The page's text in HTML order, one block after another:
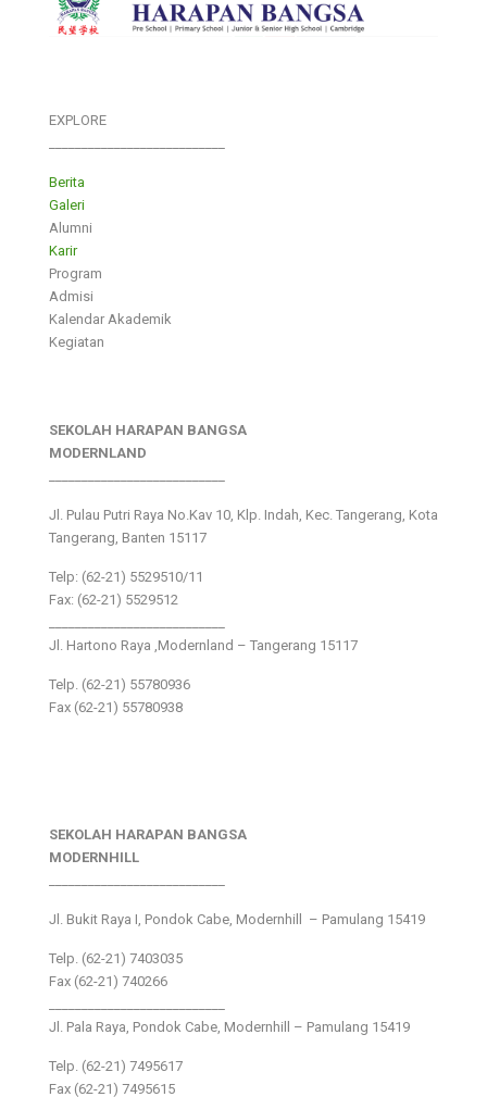
EXPLORE
Berita
Galeri
Alumni
Karir
Program
Admisi
Kalendar Akademik
Kegiatan
SEKOLAH HARAPAN BANGSA
MODERNLAND
Jl. Pulau Putri Raya No.Kav 10, Klp. Indah, Kec. Tangerang, Kota
Tangerang, Banten 15117
Telp: (62-21) 5529510/11
Fax: (62-21) 5529512
Jl. Hartono Raya ,Modernland – Tangerang 15117
Telp. (62-21) 55780936
Fax (62-21) 55780938
SEKOLAH HARAPAN BANGSA
MODERNHILL
Jl. Bukit Raya I, Pondok Cabe, Modernhill – Pamulang 15419
Telp. (62-21) 7403035
Fax (62-21) 740266
Jl. Pala Raya, Pondok Cabe, Modernhill – Pamulang 15419
Telp. (62-21) 7495617
Fax (62-21) 7495615